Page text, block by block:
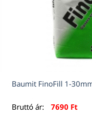
Baumit FinoFill 1-
Bruttó ár: 7690 Ft